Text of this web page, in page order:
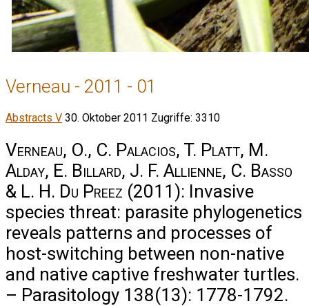
Verneau - 2011 - 01
Abstracts V 30. Oktober 2011 Zugriffe: 3310
Verneau, O., C. Palacios, T. Platt, M.
Alday, E. Billard, J. F. Allienne, C. Basso
& L. H. Du Preez (2011): Invasive
species threat: parasite phylogenetics
reveals patterns and processes of
host-switching between non-native
and native captive freshwater turtles.
– Parasitology 138(13): 1778-1792.